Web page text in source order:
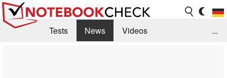
Tests News
Videos
...